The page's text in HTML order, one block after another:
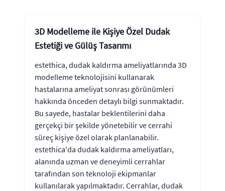
3D Modelleme ile Kişiye Özel Dudak
Estetiği ve Gülüş Tasarımı
estethica, dudak kaldırma ameliyatlarında 3D
modelleme teknolojisini kullanarak
hastalarına ameliyat sonrası görünümleri
hakkında önceden detaylı bilgi sunmaktadır.
Bu sayede, hastalar beklentilerini daha
gerçekçi bir şekilde yönetebilir ve cerrahi
süreç kişiye özel olarak planlanabilir.
estethica'da dudak kaldırma ameliyatları,
alanında uzman ve deneyimli cerrahlar
tarafından son teknoloji ekipmanlar
kullanılarak yapılmaktadır. Cerrahlar, dudak